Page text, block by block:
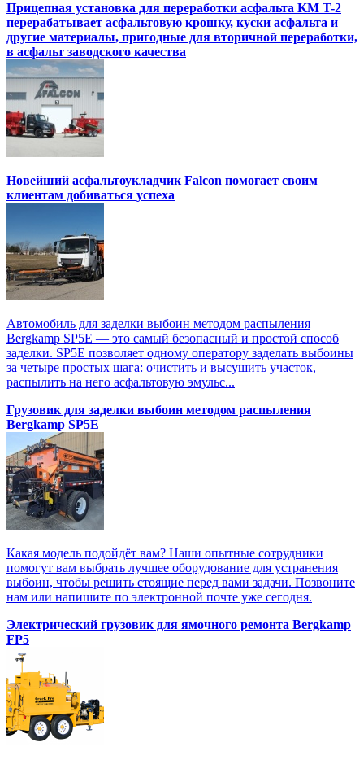
Прицепная установка для переработки асфальта KM T-2
перерабатывает асфальтовую крошку, куски асфальта и
другие материалы, пригодные для вторичной переработки,
в асфальт заводского качества
Новейший асфальтоукладчик Falcon помогает своим
клиентам добиваться успеха
Автомобиль для заделки выбоин методом распыления
Bergkamp SP5E — это самый безопасный и простой способ
заделки. SP5E позволяет одному оператору заделать выбоины
за четыре простых шага: очистить и высушить участок,
распылить на него асфальтовую эмульс...
Грузовик для заделки выбоин методом распыления
Bergkamp SP5E
Какая модель подойдёт вам? Наши опытные сотрудники
помогут вам выбрать лучшее оборудование для устранения
выбоин, чтобы решить стоящие перед вами задачи. Позвоните
нам или напишите по электронной почте уже сегодня.
Электрический грузовик для ямочного ремонта Bergkamp
FP5